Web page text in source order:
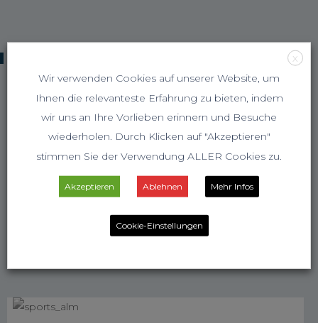
X
Wir verwenden Cookies auf unserer Website, um
Ihnen die relevanteste Erfahrung zu bieten, indem
wir uns an Ihre Vorlieben erinnern und Besuche
wiederholen. Durch Klicken auf "Akzeptieren"
stimmen Sie der Verwendung ALLER Cookies zu.
Akzeptieren Ablehnen Mehr Infos
Cookie-Einstellungen